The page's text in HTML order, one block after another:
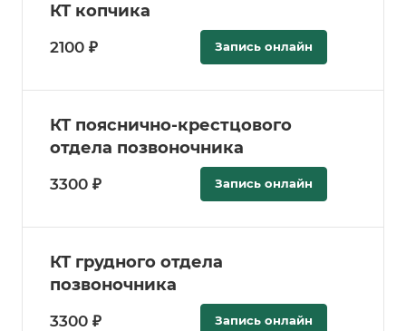
КТ копчика
2100 ₽ Запись онлайн
КТ пояснично-крестцового
отдела позвоночника
3300 ₽ Запись онлайн
КТ грудного отдела
позвоночника
3300 ₽ Запись онлайн